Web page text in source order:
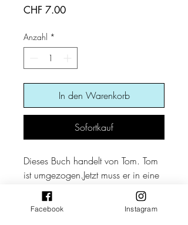
CHF 7.00Preis
Anzahl *
In den Warenkorb
Sofortkauf
Dieses Buch handelt von Tom. Tom
ist umgezogen.Jetzt muss er in eine
neue Schule gehen. Und neue
Freunde finden. Dann lernt er Erich
Facebook Instagram